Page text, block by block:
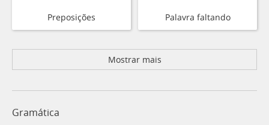
Preposições Palavra faltando
Mostrar mais
Gramática